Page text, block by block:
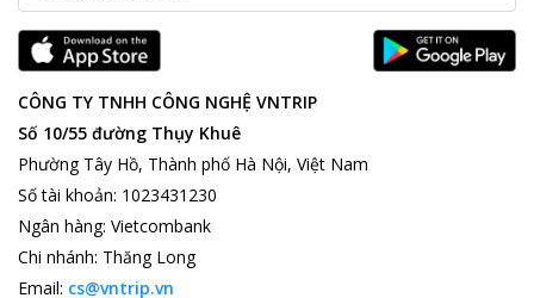
CÔNG TY TNHH CÔNG NGHỆ VNTRIP
Số 10/55 đường Thụy Khuê
Phường Tây Hồ, Thành phố Hà Nội, Việt Nam
Số tài khoản: 1023431230
Ngân hàng: Vietcombank
Chi nhánh: Thăng Long
Email: cs@vntrip.vn